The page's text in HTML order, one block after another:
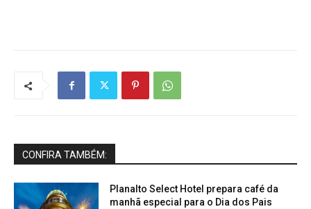
CONFIRA TAMBÉM:
Planalto Select Hotel prepara café da
manhã especial para o Dia dos Pais